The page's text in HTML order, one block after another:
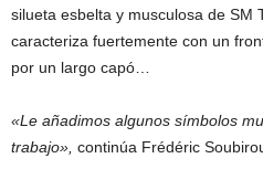
silueta esbelta y musculosa de SM
caracteriza fuertemente con un
por un largo capó…
«Le añadimos algunos símbolos
trabajo», continúa Frédéric